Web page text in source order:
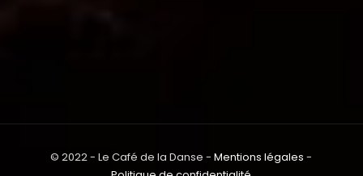
© 2022 - Le Café de la Danse -Mentions légales -